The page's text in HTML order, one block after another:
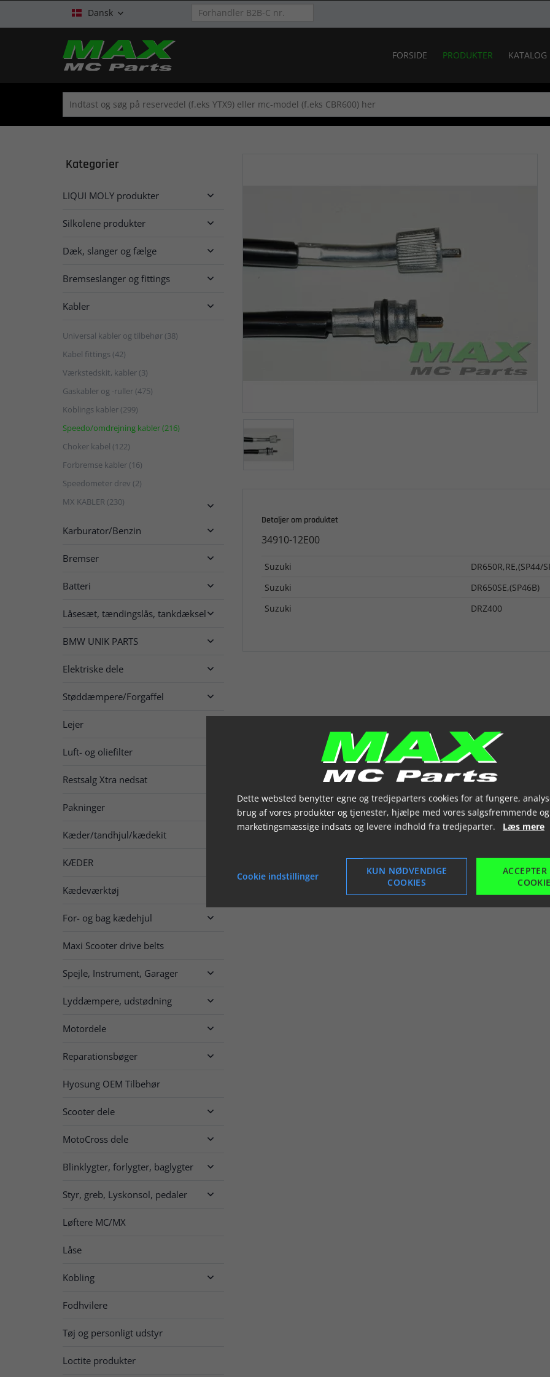
Dansk 
FORSIDE PRODUKTER KATALOG
Kategorier
LIQUI MOLY produkter 
Silkolene produkter 
Dæk, slanger og fælge 
Bremseslanger og fittings 
Kabler 
Universal kabler og tilbehør (38)
Kabel fittings (42)
Værkstedskit, kabler (3)
Gaskabler og -ruller (475)
Koblings kabler (299)
Speedo/omdrejning kabler (216)
Choker kabel (122)
Forbremse kabler (16)
Speedometer drev (2)
MX KABLER (230)

Karburator/Benzin 
Bremser 
Batteri 
Låsesæt, tændingslås, tankdæksel
BMW UNIK PARTS 
Elektriske dele 
Støddæmpere/Forgaffel 
Lejer
Luft- og oliefilter
Restsalg Xtra nedsat
Pakninger
Kæder/tandhjul/kædekit
KÆDER
Kædeværktøj
For- og bag kædehjul 
Maxi Scooter drive belts
Spejle, Instrument, Garager 
Lyddæmpere, udstødning 
Motordele 
Reparationsbøger 
Hyosung OEM Tilbehør
Scooter dele 
MotoCross dele 
Blinklygter, forlygter, baglygter 
Styr, greb, Lyskonsol, pedaler 
Løftere MC/MX
Låse
Kobling 
Fodhvilere
Tøj og personligt udstyr
Loctite produkter
Detaljer om produktet
34910-12E00
Suzuki DR650R,RE,(SP44/
Suzuki
DR650SE,(SP46B)
Suzuki
DRZ400
Dette websted benytter egne og tredjeparters cookies for at fungere,
brug af vores produkter og tjenester, hjælpe med vores salgsfremmende og
marketingsmæssige indsats og levere indhold fra tredjeparter. Læs mere
Cookie indstillinger
KUN NØDVENDIGE
COOKIES